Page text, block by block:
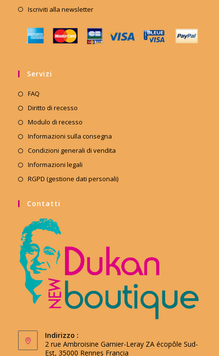
Iscriviti alla newsletter
Servizi
FAQ
Diritto di recesso
Modulo di recesso
Informazioni sulla consegna
Condizioni generali di vendita
Informazioni legali
RGPD (gestione dati personali)
Contatti
Indirizzo :
2 rue Ambroisine Garnier-Leray ZA écopôle Sud-
Est, 35000 Rennes Francia